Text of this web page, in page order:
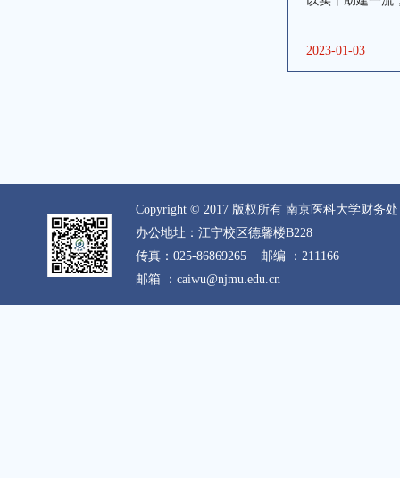
2023-01-03
Copyright © 2017 版权所有 南京医科大学财务处
办公地址：江宁校区德馨楼B228
传真：025-86869265 邮编 ：211166
邮箱 ：caiwu@njmu.edu.cn